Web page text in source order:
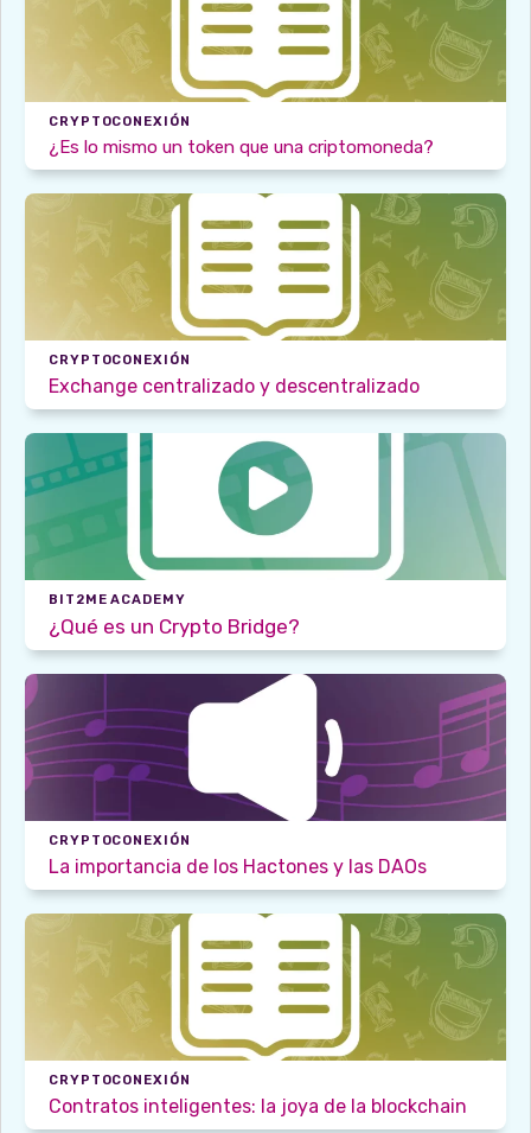
CRYPTOCONEXIÓN
¿Es lo mismo un token que una criptomoneda?
CRYPTOCONEXIÓN
Exchange centralizado y descentralizado
BIT2ME ACADEMY
¿Qué es un Crypto Bridge?
CRYPTOCONEXIÓN
La importancia de los Hactones y las DAOs
CRYPTOCONEXIÓN
Contratos inteligentes: la joya de la blockchain